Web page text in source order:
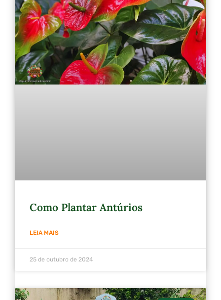
Como Plantar Antúrios
LEIA MAIS
25 de outubro de 2024